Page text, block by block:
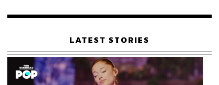
เรือนไทยที่ถูกซุกไว้
LATEST STORIES